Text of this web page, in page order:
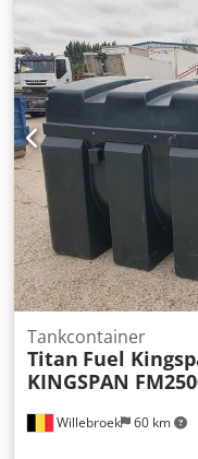
papierinvoersysteem
39.188.579 pagina's
apparaat, dat mogelijk
krassen of
functionaliteit. Een
Verpakking en
onze openingstijden
afspraak! Een
verzending zijn op
aflevering wordt een
Voor meer informatie
contact met ons
Willebroek 60 km
Tankcontainer
Titan Fuel
KINGSPAN